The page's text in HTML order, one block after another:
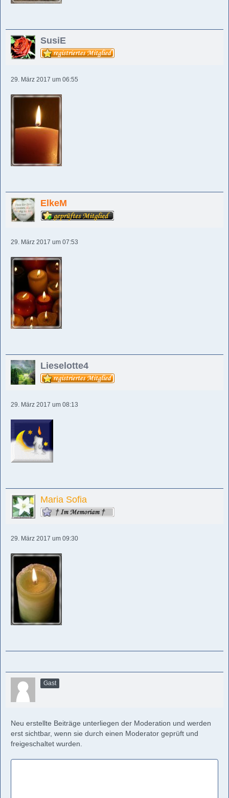
SusiE
29. März 2017 um 06:55
ElkeM
29. März 2017 um 07:53
Lieselotte4
29. März 2017 um 08:13
Maria Sofia
29. März 2017 um 09:30
Gast
Neu erstellte Beiträge unterliegen der Moderation und werden
erst sichtbar, wenn sie durch einen Moderator geprüft und
freigeschaltet wurden.